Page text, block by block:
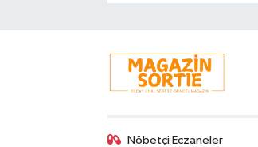
Nöbetçi Eczaneler